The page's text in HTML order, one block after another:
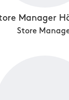
Manager
Store